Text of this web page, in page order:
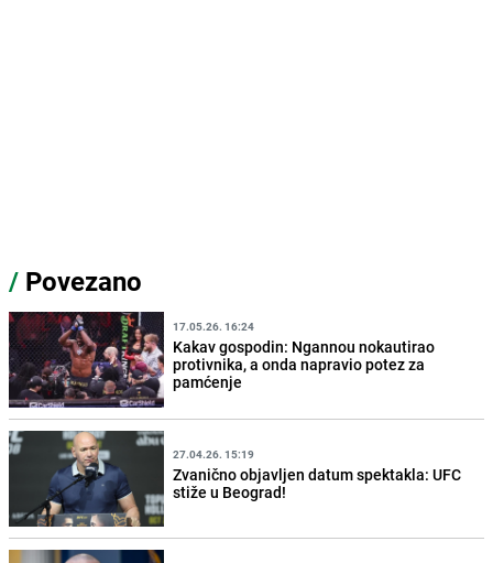
/ Povezano
17.05.26. 16:24
Kakav gospodin: Ngannou nokautirao
protivnika, a onda napravio potez za
pamćenje
27.04.26. 15:19
Zvanično objavljen datum spektakla: UFC
stiže u Beograd!